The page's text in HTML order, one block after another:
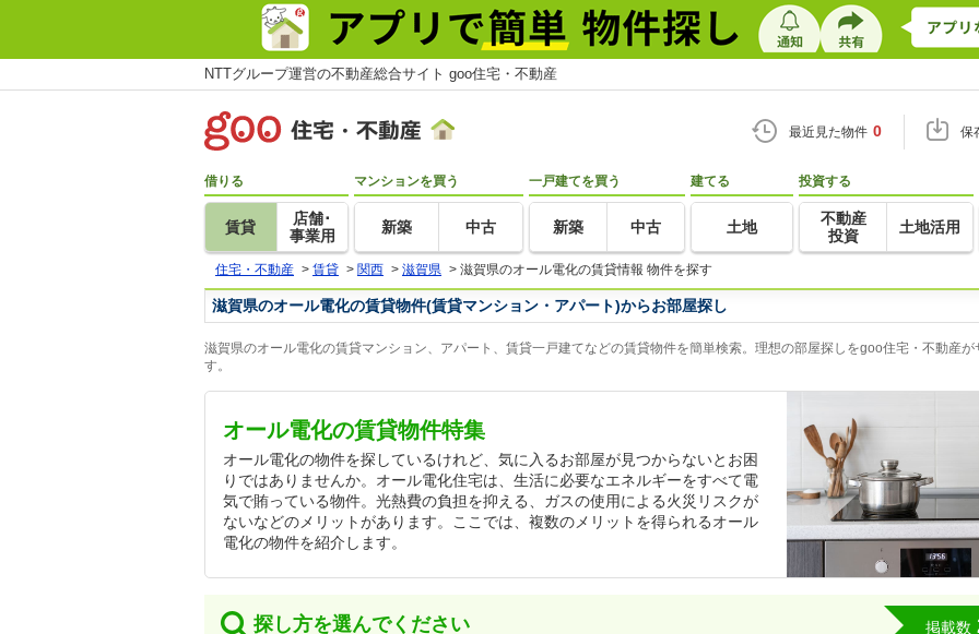
NTTグループ運営の不動産総合サイト goo住宅・不動産
最近見た物件 0 保
借りる
賃貸
店舗･
事業用
マンションを買う
新築 中古
一戸建てを買う
新築 中古
建てる
土地
投資する
不動産
投資
土地活用
住宅・不動産 > 賃貸 > 関西 > 滋賀県 > 滋賀県のオール電化の賃貸情報 物件を探す
滋賀県のオール電化の賃貸物件(賃貸マンション・アパート)からお部屋探し
滋賀県のオール電化の賃貸マンション、アパート、賃貸一戸建てなどの賃貸物件を簡単検索。理想の部屋探しをgoo住宅・不動産が
す。
オール電化の賃貸物件特集
オール電化の物件を探しているけれど、気に入るお部屋が見つからないとお困
りではありませんか。オール電化住宅は、生活に必要なエネルギーをすべて電
気で賄っている物件。光熱費の負担を抑える、ガスの使用による火災リスクが
ないなどのメリットがあります。ここでは、複数のメリットを得られるオール
電化の物件を紹介します。
探し方を選んでください 掲載数